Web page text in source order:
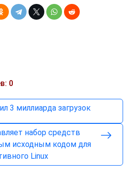
0
3 миллиарда загрузок
набор средств
исходным кодом для
Linux